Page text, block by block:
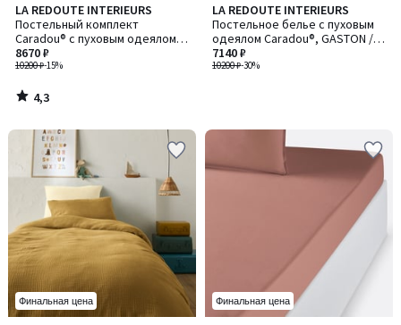
LA REDOUTE INTERIEURS
Постельный комплект
Caradou® с пуховым одеялом,
Little Dino / Литл Дино
10200 ₽-15%
8670 ₽
4,3
/ 5
4,3
/
LA REDOUTE INTERIEURS
Постельное белье с пуховым
одеялом Caradou®, GASTON /
Караду, ГАСТОН
10200 ₽-30%
7140 ₽
Финальная цена Финальная цена